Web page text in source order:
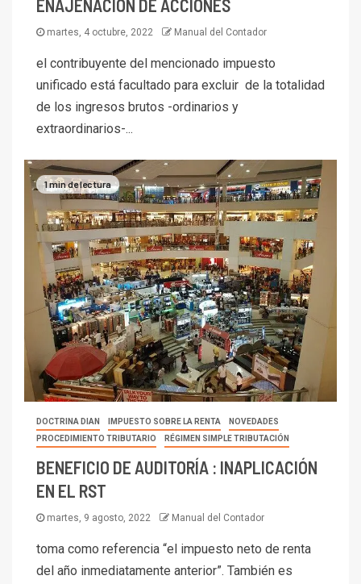
ENAJENACIÓN DE ACCIONES
martes, 4 octubre, 2022 Manual del Contador
el contribuyente del mencionado impuesto
unificado está facultado para excluir de la totalidad
de los ingresos brutos -ordinarios y
extraordinarios-...
1 min de lectura
DOCTRINA DIAN IMPUESTO SOBRE LA RENTA
NOVEDADES
PROCEDIMIENTO TRIBUTARIO
RÉGIMEN SIMPLE TRIBUTACIÓN
BENEFICIO DE AUDITORÍA : INAPLICACIÓN
EN EL RST
martes, 9 agosto, 2022 Manual del Contador
toma como referencia “el impuesto neto de renta
del año inmediatamente anterior”. También es